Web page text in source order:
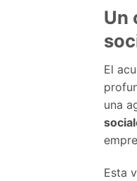
Un
El
una
Esta